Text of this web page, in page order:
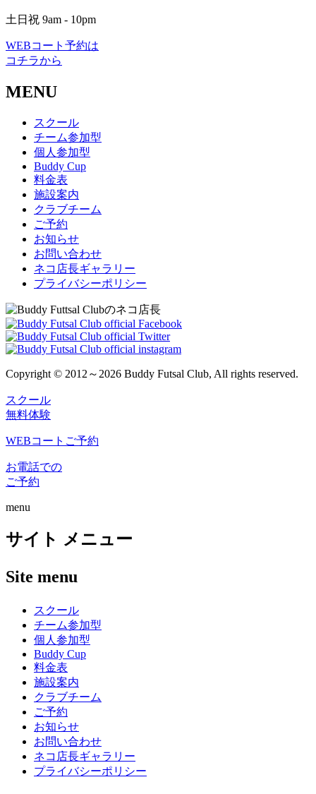
土日祝 9am - 10pm
WEBコート予約は
コチラから
MENU
スクール
チーム参加型
個人参加型
Buddy Cup
料金表
施設案内
クラブチーム
ご予約
お知らせ
お問い合わせ
ネコ店長ギャラリー
プライバシーポリシー
Copyright © 2012～2026 Buddy Futsal Club, All rights reserved.
スクール
無料体験
WEBコートご予約
お電話での
ご予約
menu
サイト メニュー
Site menu
スクール
チーム参加型
個人参加型
Buddy Cup
料金表
施設案内
クラブチーム
ご予約
お知らせ
お問い合わせ
ネコ店長ギャラリー
プライバシーポリシー